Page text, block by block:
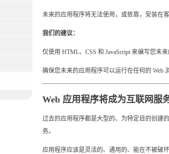
未来的应用程序将无法使用，或依靠，安装在
我们的建议：
仅使用 HTML、CSS 和 JavaScript 来编写您未来
确保您未来的应用程序可以运行在任何的 Web
Web 应用程序将成为互联网服
过去的应用程序都是大型的、为特定目的创建
务。
应用程序应该是灵活的、通用的、能在不被破